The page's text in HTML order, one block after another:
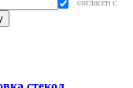
согласен с